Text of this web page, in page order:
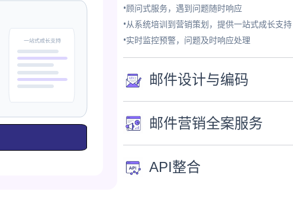
•顾问式服务，遇到问题随时响应
•从系统培训到营销策划，提供一站式成长支持
•实时监控预警，问题及时响应处理
邮件设计与编码
邮件营销全案服务
API整合